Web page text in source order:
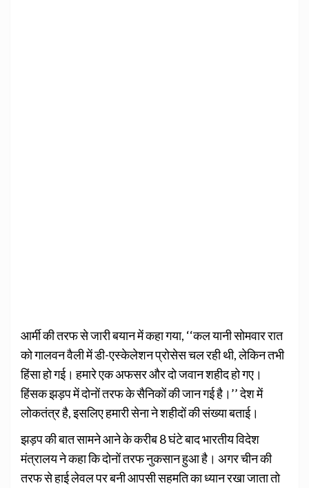
आर्मी की तरफ से जारी बयान में कहा गया, ‘‘कल यानी सोमवार रात
को गालवन वैली में डी-एस्केलेशन प्रोसेस चल रही थी, लेकिन तभी
हिंसा हो गई। हमारे एक अफसर और दो जवान शहीद हो गए।
हिंसक झड़प में दोनों तरफ के सैनिकों की जान गई है।’’ देश में
लोकतंत्र है, इसलिए हमारी सेना ने शहीदों की संख्या बताई।
झड़प की बात सामने आने के करीब 8 घंटे बाद भारतीय विदेश
मंत्रालय ने कहा कि दोनों तरफ नुकसान हुआ है। अगर चीन की
तरफ से हाई लेवल पर बनी आपसी सहमति का ध्यान रखा जाता तो